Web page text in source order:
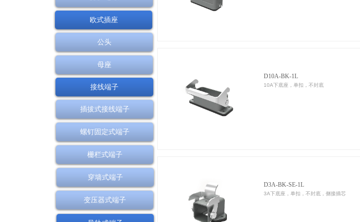
D10A-BK-1L
10A下底座，单扣，不封底
D3A-BK-SE-1L
3A下底座，单扣，不封底，侧接插芯
欧式插座
公头
母座
接线端子
插拔式接线端子
螺钉固定式端子
栅栏式端子
穿墙式端子
变压器式端子